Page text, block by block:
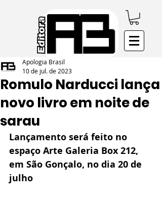
Romulo Narducci lança
novo livro em noite de
sarau
Apologia Brasil
10 de jul. de 2023
Lançamento será feito no
espaço Arte Galeria Box 212,
em São Gonçalo, no dia 20 de
julho